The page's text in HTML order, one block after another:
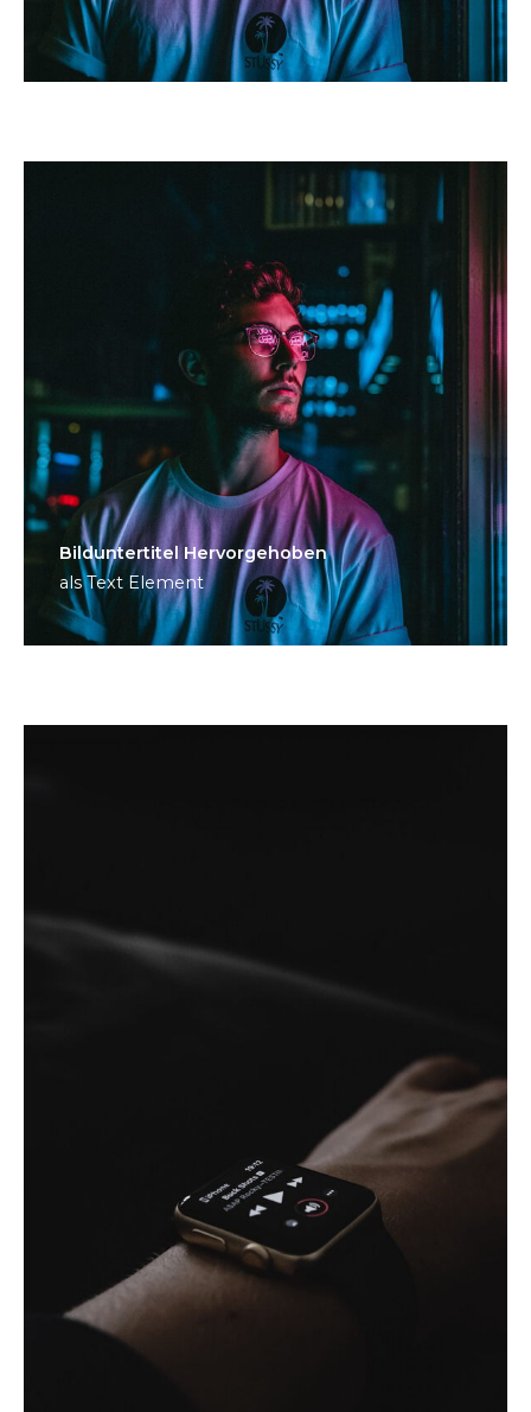
Bild­unter­titel Hervorgehoben
als Text Element